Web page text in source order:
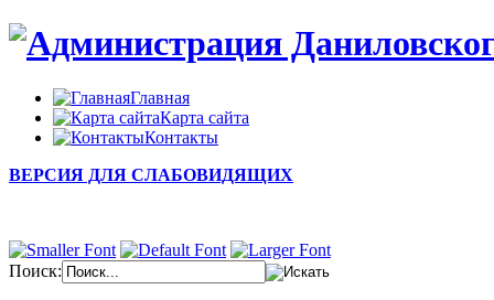
Главная
Карта сайта
Контакты
ВЕРСИЯ ДЛЯ СЛАБОВИДЯЩИХ
Поиск: